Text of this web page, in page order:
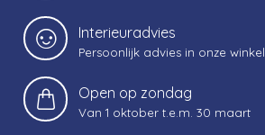
Interieuradvies
Persoonlijk advies in onze winkel
Open op zondag
Van 1 oktober t.e.m. 30 maart